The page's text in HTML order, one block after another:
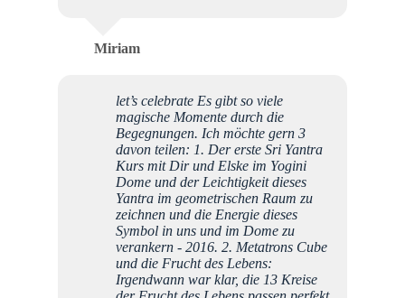
Miriam
let’s celebrate Es gibt so viele
magische Momente durch die
Begegnungen. Ich möchte gern 3
davon teilen: 1. Der erste Sri Yantra
Kurs mit Dir und Elske im Yogini
Dome und der Leichtigkeit dieses
Yantra im geometrischen Raum zu
zeichnen und die Energie dieses
Symbol in uns und im Dome zu
verankern - 2016. 2. Metatrons Cube
und die Frucht des Lebens:
Irgendwann war klar, die 13 Kreise